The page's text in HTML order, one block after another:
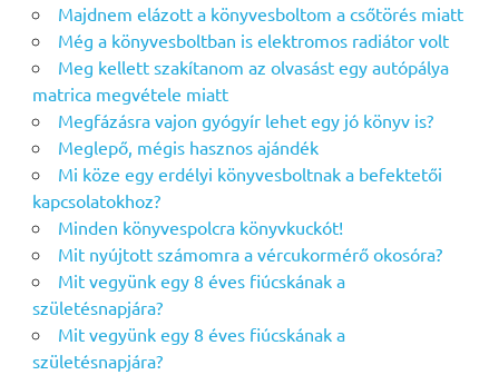
Majdnem elázott a könyvesboltom a csőtörés miatt
Még a könyvesboltban is elektromos radiátor volt
Meg kellett szakítanom az olvasást egy autópálya
matrica megvétele miatt
Megfázásra vajon gyógyír lehet egy jó könyv is?
Meglepő, mégis hasznos ajándék
Mi köze egy erdélyi könyvesboltnak a befektetői
kapcsolatokhoz?
Minden könyvespolcra könyvkuckót!
Mit nyújtott számomra a vércukormérő okosóra?
Mit vegyünk egy 8 éves fiúcskának a
születésnapjára?
Mit vegyünk egy 8 éves fiúcskának a
születésnapjára?